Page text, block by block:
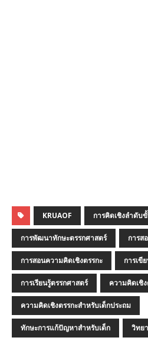
KRUAOF การคิดเชิงลำดับ
การพัฒนาทักษะตรรกศาสตร์ การส
การสอนความคิดเชิงตรรกะ การเขี
การเรียนรู้ตรรกศาสตร์ ความคิดเชิง
ความคิดเชิงตรรกะสำหรับเด็กประถม
ทักษะการแก้ปัญหาสำหรับเด็ก วิทย